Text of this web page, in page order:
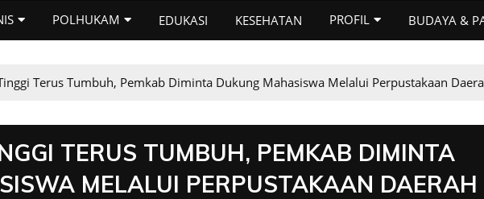
POLHUKAM EDUKASI KESEHATAN PROFIL BUDAYA &
Terus Tumbuh, Pemkab Diminta Dukung Mahasiswa Melalui Perpustakaan
TERUS TUMBUH, PEMKAB DIMINTA
MELALUI PERPUSTAKAAN DAERAH